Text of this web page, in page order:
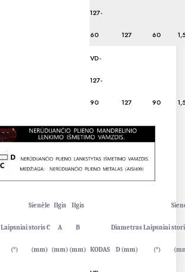
127-
60 127 60
VD-
127-
90 127 90
Laipsniai
(°)
Sienėle
storis C
(mm)
Ilgis
A
(mm)
Ilgis
B
(mm) KODAS
Diametras
D (mm)
Laipsniai
(°)